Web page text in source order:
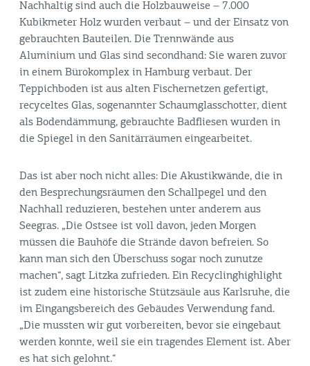
Nachhaltig sind auch die Holzbauweise – 7.000
Kubikmeter Holz wurden verbaut – und der Einsatz von
gebrauchten Bauteilen. Die Trennwände aus
Aluminium und Glas sind secondhand: Sie waren zuvor
in einem Bürokomplex in Hamburg verbaut. Der
Teppichboden ist aus alten Fischernetzen gefertigt,
recyceltes Glas, sogenannter Schaumglasschotter, dient
als Bodendämmung, gebrauchte Badfliesen wurden in
die Spiegel in den Sanitärräumen eingearbeitet.
Das ist aber noch nicht alles: Die Akustikwände, die in
den Besprechungsräumen den Schallpegel und den
Nachhall reduzieren, bestehen unter anderem aus
Seegras. „Die Ostsee ist voll davon, jeden Morgen
müssen die Bauhöfe die Strände davon befreien. So
kann man sich den Überschuss sogar noch zunutze
machen“, sagt Litzka zufrieden. Ein Recyclinghighlight
ist zudem eine historische Stützsäule aus Karlsruhe, die
im Eingangsbereich des Gebäudes Verwendung fand.
„Die mussten wir gut vorbereiten, bevor sie eingebaut
werden konnte, weil sie ein tragendes Element ist. Aber
es hat sich gelohnt.“